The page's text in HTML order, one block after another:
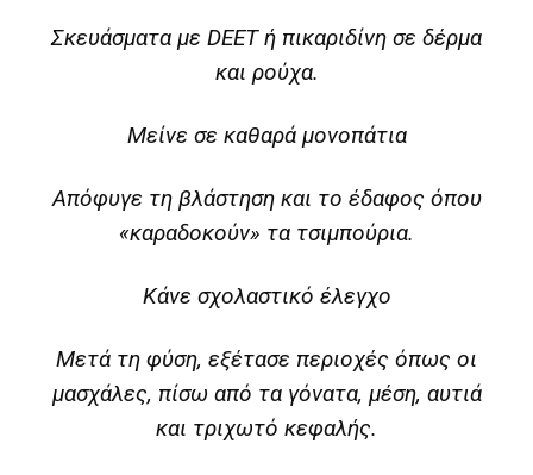
Σκευάσματα με DEET ή πικαριδίνη σε δέρμα
και ρούχα.
Μείνε σε καθαρά μονοπάτια
Απόφυγε τη βλάστηση και το έδαφος όπου
«καραδοκούν» τα τσιμπούρια.
Κάνε σχολαστικό έλεγχο
Μετά τη φύση, εξέτασε περιοχές όπως οι
μασχάλες, πίσω από τα γόνατα, μέση, αυτιά
και τριχωτό κεφαλής.